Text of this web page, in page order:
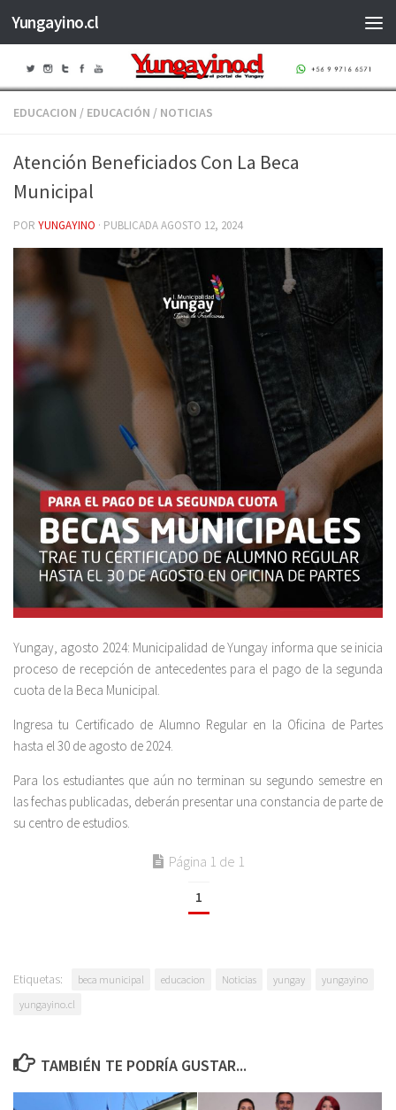
Saltar al contenido
Yungayino.cl
EDUCACION / EDUCACIÓN / NOTICIAS
Atención Beneficiados Con La Beca
Municipal
POR YUNGAYINO · PUBLICADAAGOSTO 12, 2024
Yungay, agosto 2024: Municipalidad de Yungay informa que se inicia
proceso de recepción de antecedentes para el pago de la segunda
cuota de la Beca Municipal.
Ingresa tu Certificado de Alumno Regular en la Oficina de Partes
hasta el 30 de agosto de 2024.
Para los estudiantes que aún no terminan su segundo semestre en
las fechas publicadas, deberán presentar una constancia de parte de
su centro de estudios.
Página 1 de 1
1
Etiquetas: beca municipal educacion Noticias yungay
yungayino
yungayino.cl
TAMBIÉN TE PODRÍA GUSTAR...